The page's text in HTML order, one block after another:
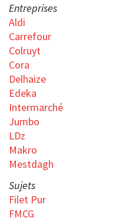
Entreprises
Aldi
Carrefour
Colruyt
Cora
Delhaize
Edeka
Intermarché
Jumbo
LDz
Makro
Mestdagh
Sujets
Filet Pur
FMCG